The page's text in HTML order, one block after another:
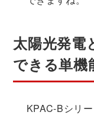
太陽光発電
できる単機
KPAC-Bシリ